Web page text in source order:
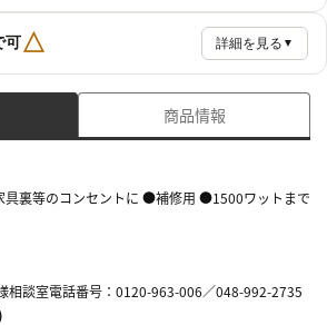
可△ 詳細を見る ▼
商品情報
裏等のコンセントに ●補修用 ●1500ワットまで
相談室電話番号：0120-963-006／048-992-2735